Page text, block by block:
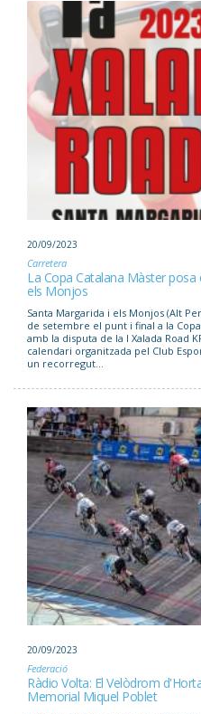
20/09/2023
Carretera
La Copa Catalana Màster
els Monjos
Santa Margarida i els Monjos (Alt
de setembre el punt i final a la
amb la disputa de la I Xalada Road
calendari organitzada pel Club
un recorregut...
20/09/2023
Federació
Ràdio Volta: El Velòdrom
Memorial Miquel Poblet